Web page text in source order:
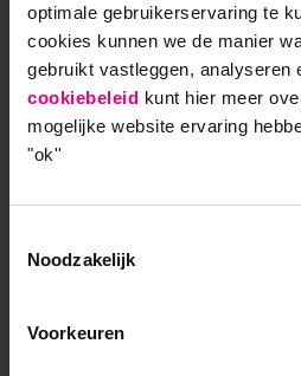
optimale gebruikerservaring te
cookies kunnen we de manier
gebruikt vastleggen, analyseren
cookiebeleid kunt hier meer
mogelijke website ervaring
"ok''
Noodzakelijk
Voorkeuren
088 556 10 00
31 6 83 07 50 72
lapre@aog.nl
Alle contactmogelijkheden
Contactinformatie